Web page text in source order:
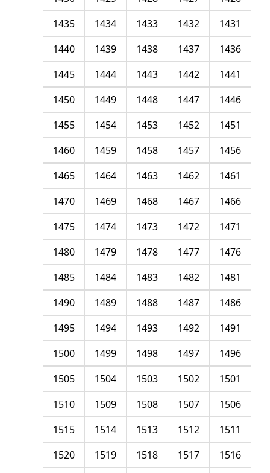
1431
1432
1433
1434
1435
1436
1437
1438
1439
1440
1441
1442
1443
1444
1445
1446
1447
1448
1449
1450
1451
1452
1453
1454
1455
1456
1457
1458
1459
1460
1461
1462
1463
1464
1465
1466
1467
1468
1469
1470
1471
1472
1473
1474
1475
1476
1477
1478
1479
1480
1481
1482
1483
1484
1485
1486
1487
1488
1489
1490
1491
1492
1493
1494
1495
1496
1497
1498
1499
1500
1501
1502
1503
1504
1505
1506
1507
1508
1509
1510
1511
1512
1513
1514
1515
1516
1517
1518
1519
1520